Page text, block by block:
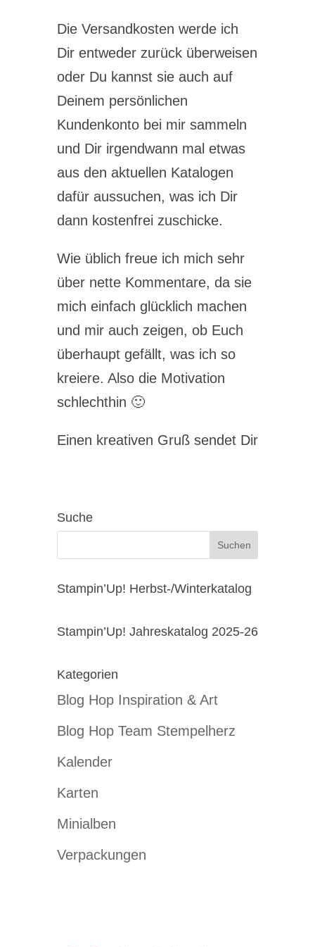
Die Versandkosten werde ich
Dir entweder zurück überweisen
oder Du kannst sie auch auf
Deinem persönlichen
Kundenkonto bei mir sammeln
und Dir irgendwann mal etwas
aus den aktuellen Katalogen
dafür aussuchen, was ich Dir
dann kostenfrei zuschicke.
Wie üblich freue ich mich sehr
über nette Kommentare, da sie
mich einfach glücklich machen
und mir auch zeigen, ob Euch
überhaupt gefällt, was ich so
kreiere. Also die Motivation
schlechthin 🙂
Einen kreativen Gruß sendet Dir
Suche
Stampin’Up! Herbst-/Winterkatalog
Stampin’Up! Jahreskatalog 2025-26
Kategorien
Blog Hop Inspiration & Art
Blog Hop Team Stempelherz
Kalender
Karten
Minialben
Verpackungen